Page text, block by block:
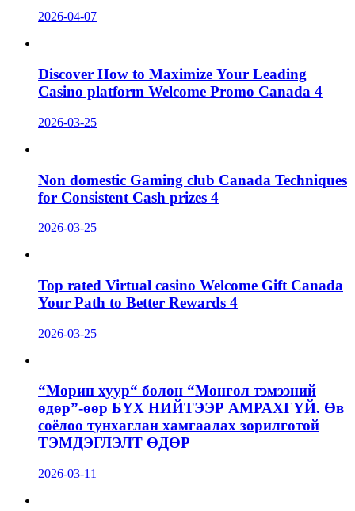
2026-04-07
Discover How to Maximize Your Leading
Casino platform Welcome Promo Canada 4
2026-03-25
Non domestic Gaming club Canada Techniques
for Consistent Cash prizes 4
2026-03-25
Top rated Virtual casino Welcome Gift Canada
Your Path to Better Rewards 4
2026-03-25
“Морин хуур“ болон “Монгол тэмээний
өдөр”-өөр БҮХ НИЙТЭЭР АМРАХГҮЙ. Өв
соёлоо тунхаглан хамгаалах зорилготой
ТЭМДЭГЛЭЛТ ӨДӨР
2026-03-11